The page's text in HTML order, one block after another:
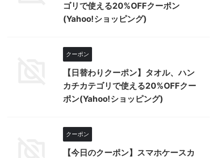
ゴリで使える20%OFFクーポン
(Yahoo!ショッピング)
クーポン
【日替わりクーポン】タオル、ハン
カチカテゴリで使える20%OFFクー
ポン(Yahoo!ショッピング)
クーポン
【今日のクーポン】スマホケースカ